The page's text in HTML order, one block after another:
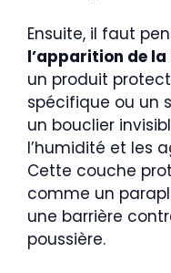
Ensuite, il faut
l’apparition de
un produit
spécifique ou un
un bouclier
l’humidité et les
Cette couche
comme un
une barrière
poussière.